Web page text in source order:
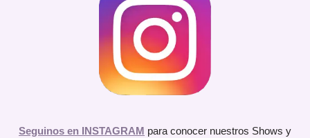
Seguinos en INSTAGRAM para conocer nuestros Shows y